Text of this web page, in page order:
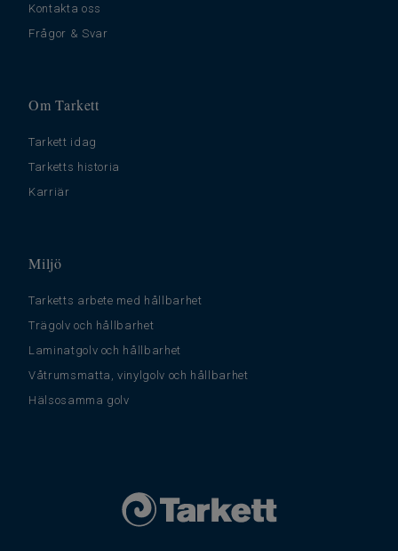
Kontakta oss
Frågor & Svar
Om Tarkett
Tarkett idag
Tarketts historia
Karriär
Miljö
Tarketts arbete med hållbarhet
Trägolv och hållbarhet
Laminatgolv och hållbarhet
Våtrumsmatta, vinylgolv och hållbarhet
Hälsosamma golv